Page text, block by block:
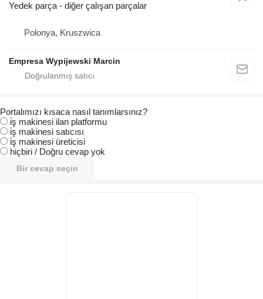
Yedek parça - diğer çalışan parçalar
Polonya, Kruszwica
Empresa Wypijewski Marcin
Portalımızı kısaca nasıl tanımlarsınız?
i̇ş makinesi ilan platformu
i̇ş makinesi satıcısı
i̇ş makinesi üreticisi
hiçbiri / Doğru cevap yok
Bir cevap seçin